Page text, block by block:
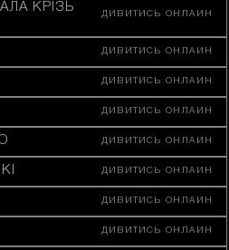
КРІЗЬ
ДИВИТИСЬ ОНЛАЙН
ДИВИТИСЬ ОНЛАЙН
ДИВИТИСЬ ОНЛАЙН
ДИВИТИСЬ ОНЛАЙН
ДИВИТИСЬ ОНЛАЙН
ДИВИТИСЬ ОНЛАЙН
ДИВИТИСЬ ОНЛАЙН
ДИВИТИСЬ ОНЛАЙН